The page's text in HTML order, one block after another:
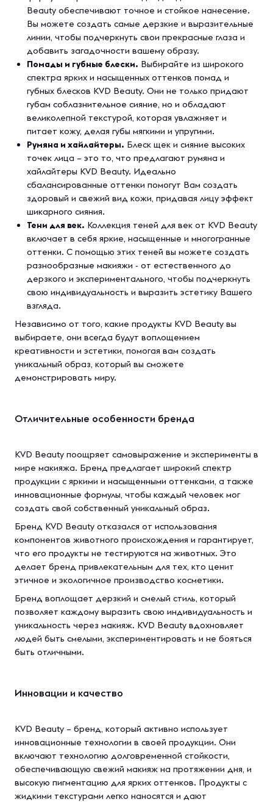
Beauty обеспечивают точное и стойкое нанесение.
Вы можете создать самые дерзкие и выразительные
линии, чтобы подчеркнуть свои прекрасные глаза и
добавить загадочности вашему образу.
Помады и губные блески. Выбирайте из широкого
спектра ярких и насыщенных оттенков помад и
губных блесков KVD Beauty. Они не только придают
губам соблазнительное сияние, но и обладают
великолепной текстурой, которая увлажняет и
питает кожу, делая губы мягкими и упругими.
Румяна и хайлайтеры. Блеск щек и сияние высоких
точек лица – это то, что предлагают румяна и
хайлайтеры KVD Beauty. Идеально
сбалансированные оттенки помогут Вам создать
здоровый и свежий вид кожи, придавая лицу эффект
шикарного сияния.
Тени для век. Коллекция теней для век от KVD Beauty
включает в себя яркие, насыщенные и многогранные
оттенки. С помощью этих теней вы можете создать
разнообразные макияжи - от естественного до
дерзкого и экспериментального, чтобы подчеркнуть
свою индивидуальность и выразить эстетику Вашего
взгляда.
Независимо от того, какие продукты KVD Beauty вы
выбираете, они всегда будут воплощением
креативности и эстетики, помогая вам создать
уникальный образ, который вы сможете
демонстрировать миру.
Отличительные особенности бренда
KVD Beauty поощряет самовыражение и эксперименты в
мире макияжа. Бренд предлагает широкий спектр
продукции с яркими и насыщенными оттенками, а также
инновационные формулы, чтобы каждый человек мог
создать свой собственный уникальный образ.
Бренд KVD Beauty отказался от использования
компонентов животного происхождения и гарантирует,
что его продукты не тестируются на животных. Это
делает бренд привлекательным для тех, кто ценит
этичное и экологичное производство косметики.
Бренд воплощает дерзкий и смелый стиль, который
позволяет каждому выразить свою индивидуальность и
уникальность через макияж. KVD Beauty вдохновляет
людей быть смелыми, экспериментировать и не бояться
быть отличными.
Инновации и качество
KVD Beauty – бренд, который активно использует
инновационные технологии в своей продукции. Они
включают технологию долговременной стойкости,
обеспечивающую свежий макияж на протяжении дня, и
высокую пигментацию для ярких оттенков. Продукты с
жидкими текстурами легко наносятся и дают